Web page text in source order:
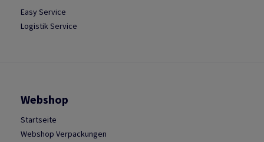
Easy Service
Logistik Service
Webshop
Startseite
Webshop Verpackungen